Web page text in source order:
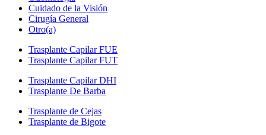
Cuidado de la Visión
Cirugía General
Otro(a)
Trasplante Capilar FUE
Trasplante Capilar FUT
Trasplante Capilar DHI
Trasplante De Barba
Trasplante de Cejas
Trasplante de Bigote